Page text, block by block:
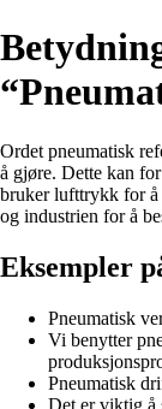
Ordet pneumatisk
å gjøre. Dette kan
bruker lufttrykk for å
og industrien for å
Eksempler
Pneumatisk
Vi benytter
Pneumatisk
Det er viktig å